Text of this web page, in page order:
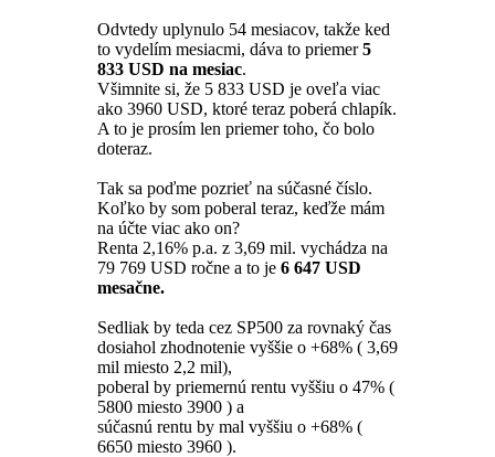
Odvtedy uplynulo 54 mesiacov, takže ked
to vydelím mesiacmi, dáva to priemer5
833 USD na mesiac.
Všimnite si, že 5 833 USD je oveľa viac
ako 3960 USD, ktoré teraz poberá chlapík.
A to je prosím len priemer toho, čo bolo
doteraz.
Tak sa poďme pozrieť na súčasné číslo.
Koľko by som poberal teraz, keďže mám
na účte viac ako on?
Renta 2,16% p.a. z 3,69 mil. vychádza na
79 769 USD ročne a to je 6 647 USD
mesačne.
Sedliak by teda cez SP500 za rovnaký čas
dosiahol zhodnotenie vyššie o +68% ( 3,69
mil miesto 2,2 mil),
poberal by priemernú rentu vyššiu o 47% (
5800 miesto 3900 ) a
súčasnú rentu by mal vyššiu o +68% (
6650 miesto 3960 ).